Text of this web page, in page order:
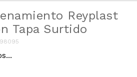
Reyplast
Tapa Surtido